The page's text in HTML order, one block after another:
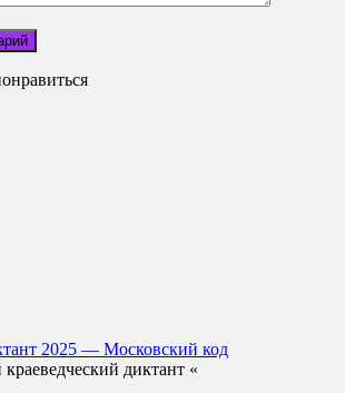
2025 — Московский код
диктант «